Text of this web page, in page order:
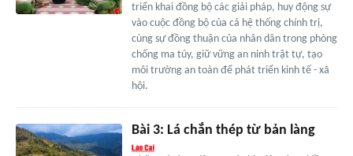
triển khai đồng bộ các giải pháp, huy động sự
vào cuộc đồng bộ của cả hệ thống chính trị,
cùng sự đồng thuận của nhân dân trong phòng
chống ma túy, giữ vững an ninh trật tự, tạo
môi trường an toàn để phát triển kinh tế - xã
hội.
Bài 3: Lá chắn thép từ bản làng